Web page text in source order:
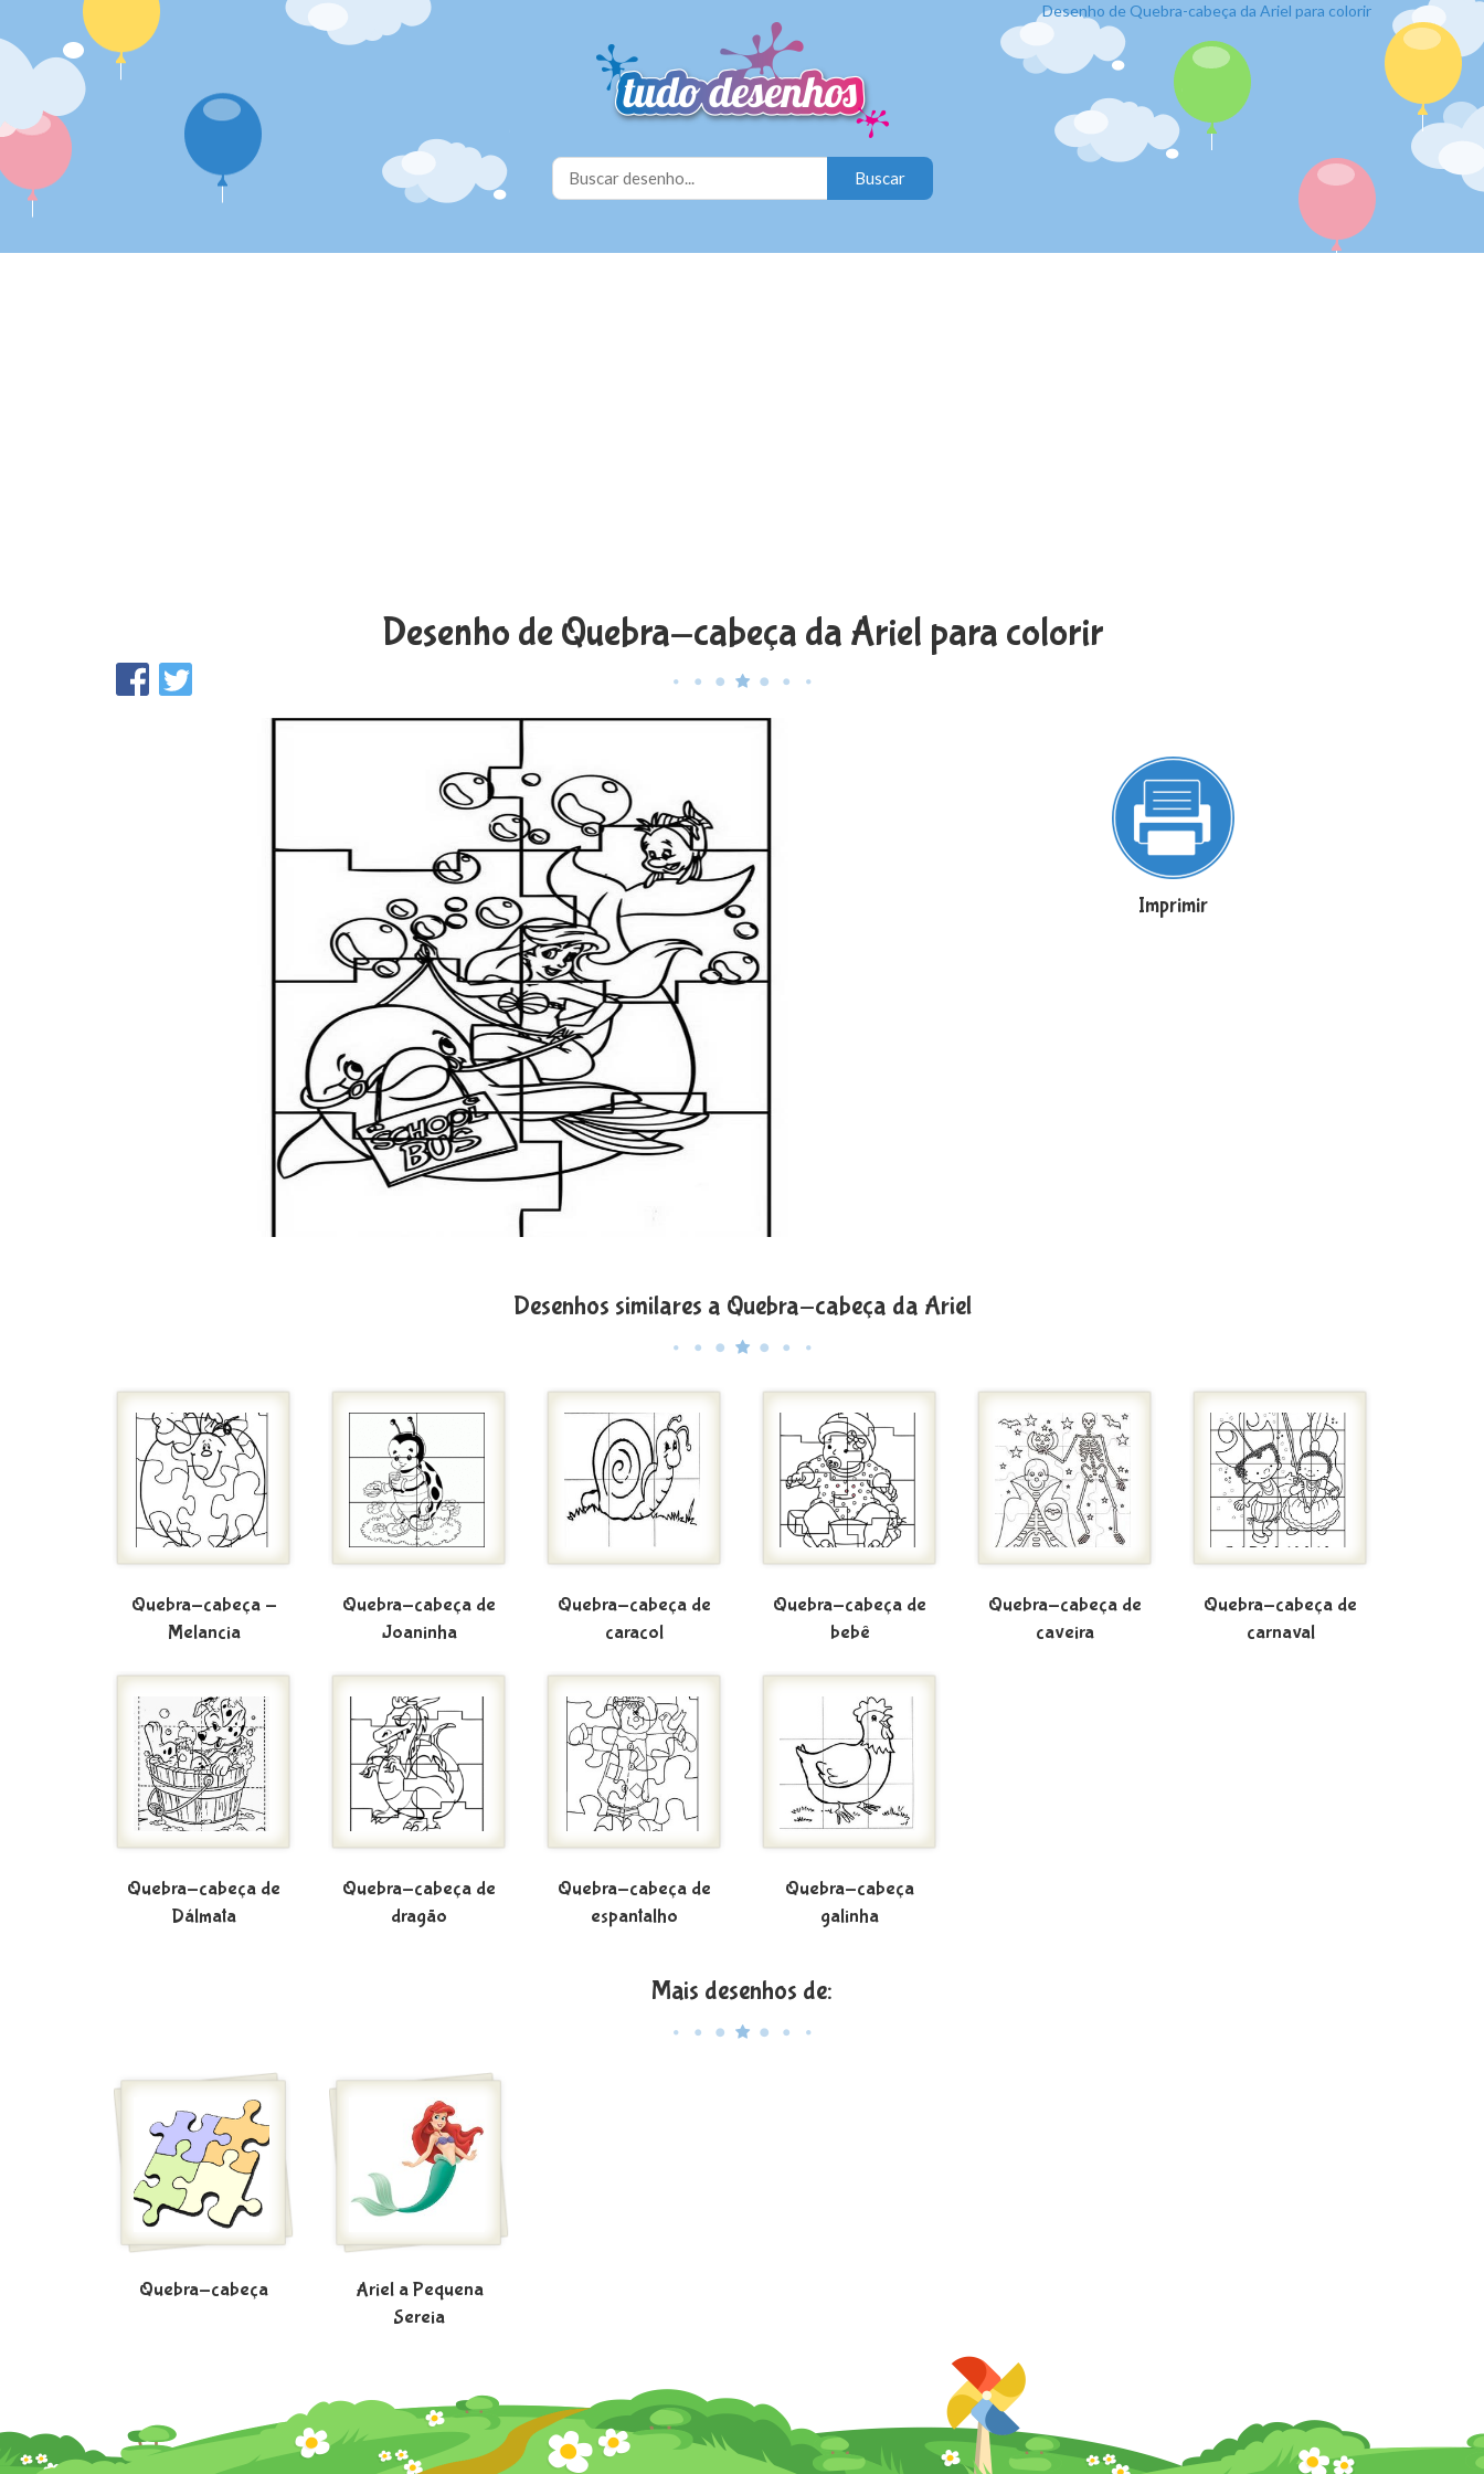
Desenho de Quebra-cabeça da Ariel para colorir
Desenho de Quebra-cabeça da Ariel para colorir
Imprimir
Desenhos similares a Quebra-cabeça da Ariel
Quebra-cabeça -
Melancia
Quebra-cabeça de
Joaninha
Quebra-cabeça de
caracol
Quebra-cabeça de
bebê
Quebra-cabeça de
caveira
Quebra-cabeça de
carnaval
Quebra-cabeça de
Dálmata
Quebra-cabeça de
dragão
Quebra-cabeça de
espantalho
Quebra-cabeça
galinha
Mais desenhos de:
Quebra-cabeça
Ariel a Pequena
Sereia